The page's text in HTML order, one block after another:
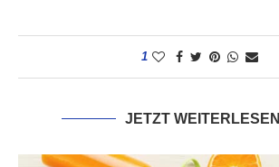
1
JETZT WEITERLESEN